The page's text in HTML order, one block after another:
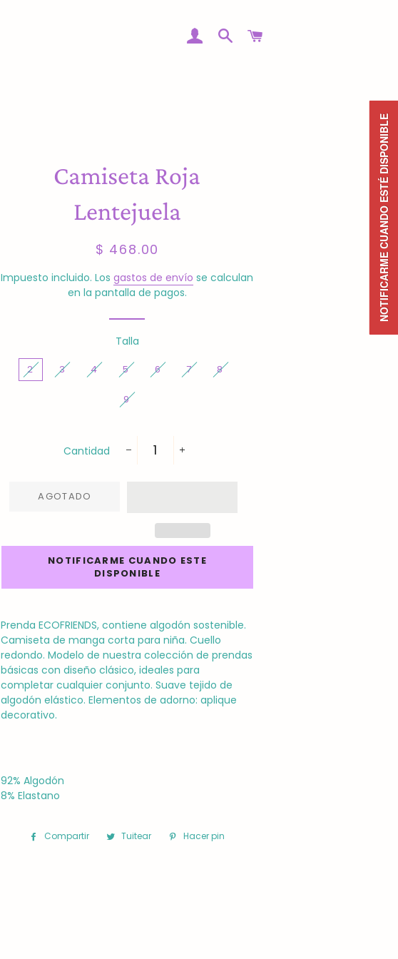
INGRESARBUSCAR
Camiseta Roja
Lentejuela
Precio
Precio
venta
$ 468.00
Impuesto incluido. Losgastos de envío se calculan
en la pantalla de pagos.
Talla
2 3 4 5 6 7 8
9
Cantidad
AGOTADO
NOTIFICARME CUANDO ESTE
DISPONIBLE
Prenda ECOFRIENDS, contiene algodón sostenible.
Camiseta de manga corta para niña. Cuello
redondo. Modelo de nuestra colección de prendas
básicas con diseño clásico, ideales para
completar cualquier conjunto. Suave tejido de
algodón elástico. Elementos de adorno: aplique
decorativo.
92% Algodón
8% Elastano
Compartir
Compartir
Tuitear
TuitearHacer pin
NOTIFICARME CUANDO ESTÉ DISPONIBLE